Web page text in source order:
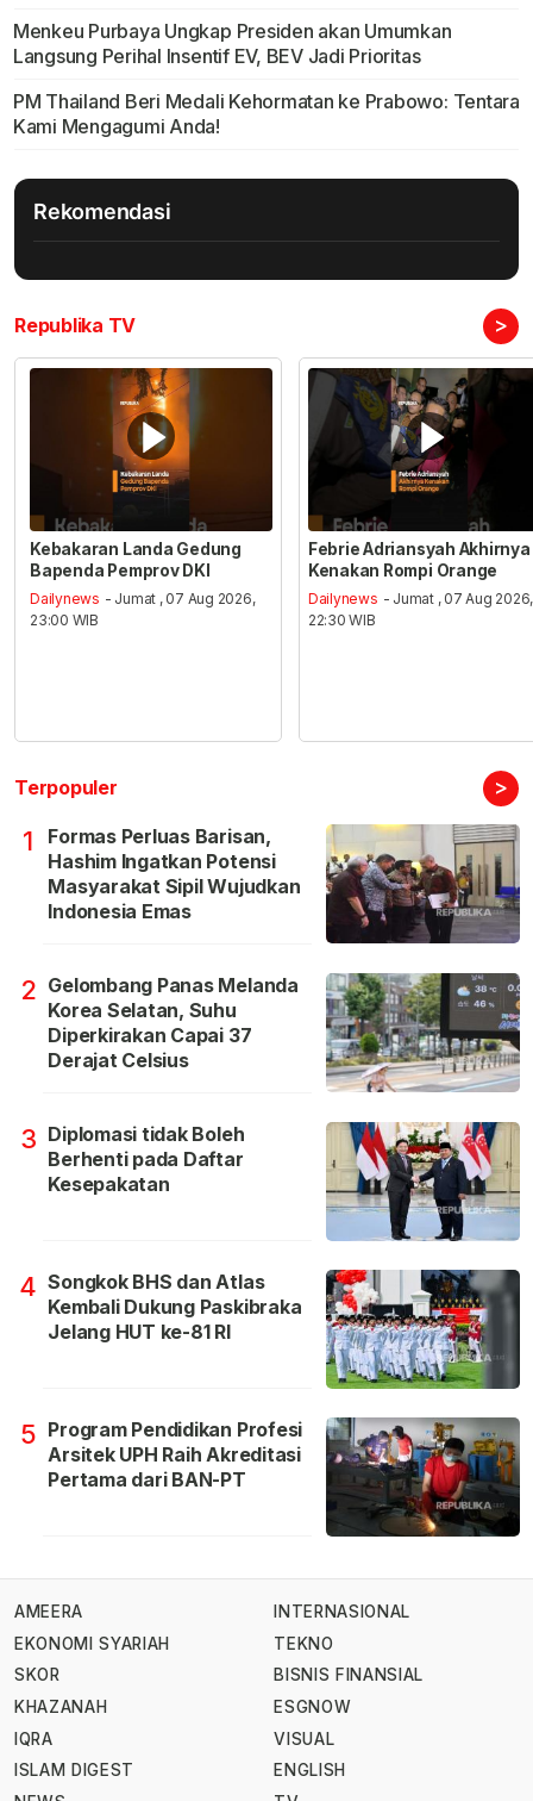
Menkeu Purbaya Ungkap Presiden akan Umumkan
Langsung Perihal Insentif EV, BEV Jadi Prioritas
PM Thailand Beri Medali Kehormatan ke Prabowo: Tentara
Kami Mengagumi Anda!
Rekomendasi
Republika TV >
Kebakaran Landa Gedung
Bapenda Pemprov DKI
Dailynews - Jumat , 07 Aug 2026,
23:00 WIB
Febrie Adriansyah Akhirnya
Kenakan Rompi Orange
Dailynews - Jumat , 07 Aug 2026,
22:30 WIB
Terpopuler >
1
Formas Perluas Barisan,
Hashim Ingatkan Potensi
Masyarakat Sipil Wujudkan
Indonesia Emas
2 Gelombang Panas Melanda
Korea Selatan, Suhu
Diperkirakan Capai 37
Derajat Celsius
3 Diplomasi tidak Boleh
Berhenti pada Daftar
Kesepakatan
4 Songkok BHS dan Atlas
Kembali Dukung Paskibraka
Jelang HUT ke-81 RI
5 Program Pendidikan Profesi
Arsitek UPH Raih Akreditasi
Pertama dari BAN-PT
AMEERA
EKONOMI SYARIAH
SKOR
KHAZANAH
IQRA
ISLAM DIGEST
INTERNASIONAL
TEKNO
BISNIS FINANSIAL
ESGNOW
VISUAL
ENGLISH